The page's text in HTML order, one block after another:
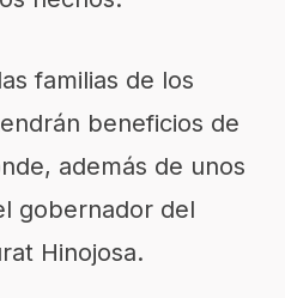
familias de los
beneficios de
además de unos
gobernador del
Hinojosa.